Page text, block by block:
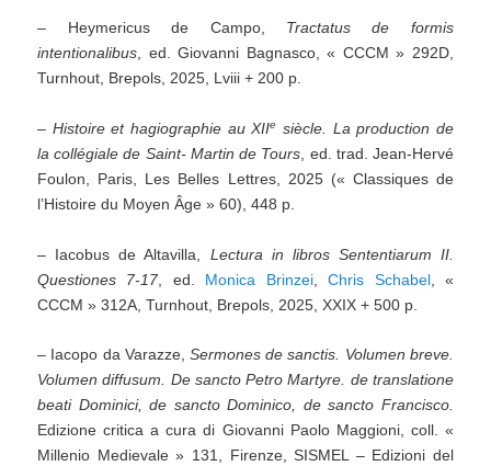
– Heymericus de Campo, Tractatus de formis
intentionalibus , ed. Giovanni Bagnasco, « CCCM » 292D,
Turnhout, Brepols, 2025, Lviii + 200 p.
– Histoire et hagiographie au XIIe siècle. La production de
la collégiale de Saint- Martin de Tours , ed. trad. Jean-Hervé
Foulon, Paris, Les Belles Lettres, 2025 (« Classiques de
l’Histoire du Moyen Âge » 60), 448 p.
– Iacobus de Altavilla, Lectura in libros Sententiarum II.
Questiones 7-17, ed. Monica Brinzei,Chris Schabel, «
CCCM » 312A, Turnhout, Brepols, 2025, XXIX + 500 p.
– Iacopo da Varazze, Sermones de sanctis. Volumen breve.
Volumen diffusum. De sancto Petro Martyre. de translatione
beati Dominici, de sancto Dominico, de sancto Francisco.
Edizione critica a cura di Giovanni Paolo Maggioni, coll. «
Millenio Medievale » 131, Firenze, SISMEL – Edizioni del